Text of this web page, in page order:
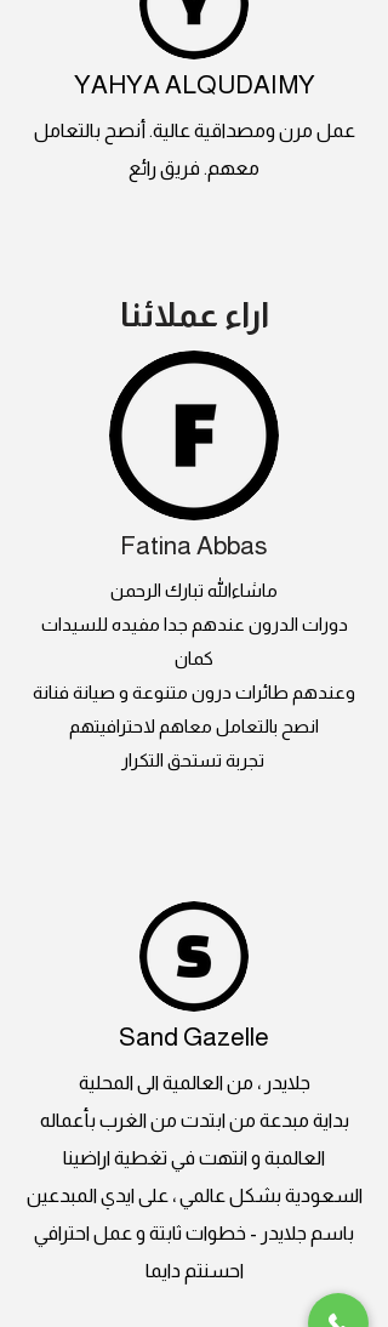
YAHYA ALQUDAIMY
عمل مرن ومصداقية عالية. أنصح بالتعامل
معهم. فريق رائع
اراء عملائنا
Fatina Abbas
ماشاءالله تبارك الرحمن
دورات الدرون عندهم جدا مفيده للسيدات
كمان
وعندهم طائرات درون متنوعة و صيانة فنانة
انصح بالتعامل معاهم لاحترافيتهم
Sand Gazelle
جلايدر ، من العالمية الى المحلية
بداية مبدعة من ابتدت من الغرب بأعماله
العالمبة و انتهت في تغطية اراضينا
السعودية بشكل عالمي ، على ايدي المبدعين
باسم جلايدر - خطوات ثابتة و عمل احترافي
احسنتم دايما